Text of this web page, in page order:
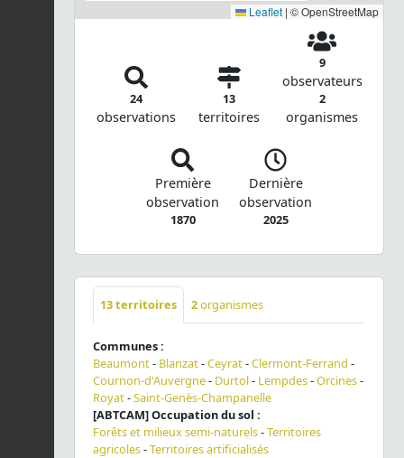
Leaflet | © OpenStreetMap
24
observations
13
territoires
9
observateurs
2
organismes
Première
observation
1870
Dernière
observation
2025
13territoires 2organismes
Communes :
Beaumont- Blanzat-Ceyrat-Clermont-Ferrand -
Cournon-d'Auvergne- Durtol- Lempdes-Orcines-
Royat-Saint-Genès-Champanelle
[ABTCAM] Occupation du sol :
Forêts et milieux semi-naturels-Territoires
agricoles-Territoires artificialisés